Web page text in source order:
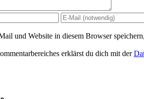
und Website in diesem Browser
erklärst du dich mit der